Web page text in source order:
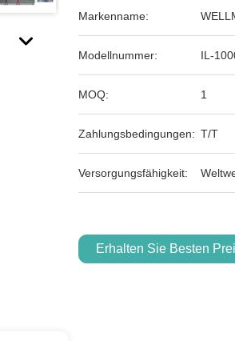
Markenname:
Modellnummer: IL-
MOQ: 1
Zahlungsbedingungen: T/T
Versorgungsfähigkeit:
Erhalten Sie Besten